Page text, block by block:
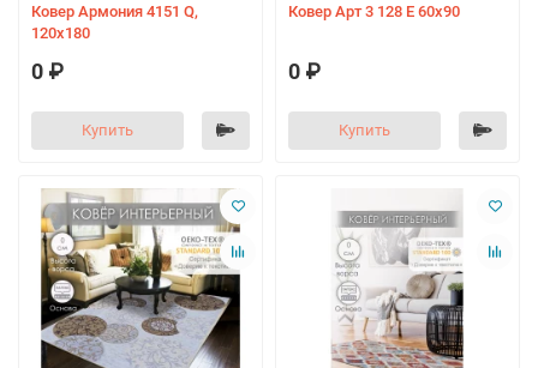
Ковер Армония 4151 Q,
120х180
0 ₽
Купить
Ковер Арт 3 128 E 60х90
0 ₽
Купить